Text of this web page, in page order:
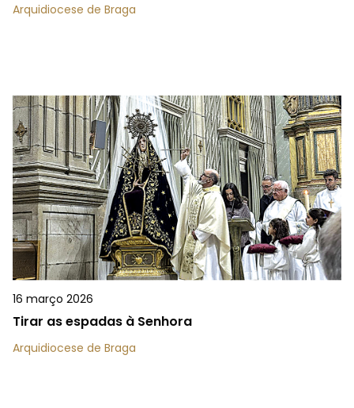
Arquidiocese de Braga
16 março 2026
Tirar as espadas à Senhora
Arquidiocese de Braga